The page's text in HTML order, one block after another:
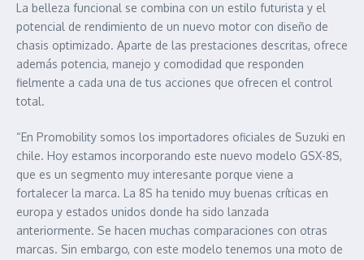
La belleza funcional se combina con un estilo futurista y el
potencial de rendimiento de un nuevo motor con diseño de
chasis optimizado. Aparte de las prestaciones descritas, ofrece
además potencia, manejo y comodidad que responden
fielmente a cada una de tus acciones que ofrecen el control
total.
“En Promobility somos los importadores oficiales de Suzuki en
chile. Hoy estamos incorporando este nuevo modelo GSX-8S,
que es un segmento muy interesante porque viene a
fortalecer la marca. La 8S ha tenido muy buenas críticas en
europa y estados unidos donde ha sido lanzada
anteriormente. Se hacen muchas comparaciones con otras
marcas. Sin embargo, con este modelo tenemos una moto de